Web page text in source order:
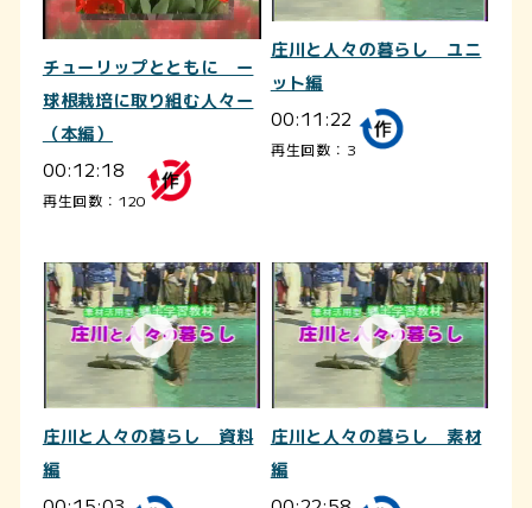
チューリップとともに ー
球根栽培に取り組む人々ー
（本編）
00:12:18
再生回数：120
庄川と人々の暮らし ユニ
ット編
00:11:22
再生回数：3
庄川と人々の暮らし 資料
編
庄川と人々の暮らし 素材
編